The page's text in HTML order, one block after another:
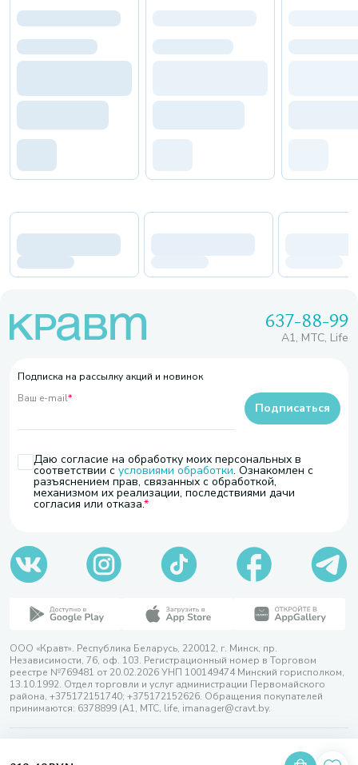
637-88-99
A1, МТС, Life
Подписка на рассылку акций и новинок
Ваш e-mail*
Даю согласие на обработку моих персональных в
соответствии с условиями обработки. Ознакомлен с
разъяснением прав, связанных с обработкой,
механизмом их реализации, последствиями дачи
согласия или отказа.
Подписаться
ООО «Кравт». Республика Беларусь, 220012, г. Минск, пр.
Независимости, 76, оф. 103. Регистрационный номер в Торговом
реестре №769481 от 20.02.2026 УНП 100149474 Минский горисполком,
13.10.1992. Отдел торговли и услуг администрации Первомайского
района, +375172151740; +375172152626. Обращения покупателей
принимаются: 6378899 (А1, МТС, life, imanager@cravt.by.